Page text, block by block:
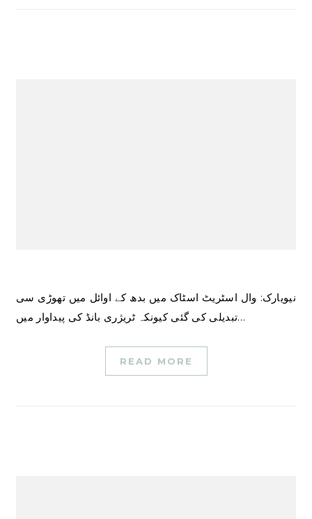
نیویارک: وال اسٹریٹ اسٹاک میں بدھ کے اوائل میں تھوڑی سی
تبدیلی کی گئی کیونکہ ٹریژری بانڈ کی پیداوار میں…
READ MORE